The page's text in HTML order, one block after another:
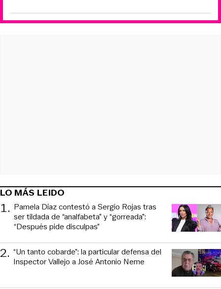
LO MÁS LEIDO
1. Pamela Díaz contestó a Sergio Rojas tras
ser tildada de “analfabeta” y “gorreada”:
“Después pide disculpas”
2. “Un tanto cobarde”: la particular defensa del
Inspector Vallejo a José Antonio Neme